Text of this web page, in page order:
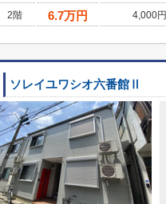
2階
6.7万円 4,000円
ソレイユワシオ六番館Ⅱ